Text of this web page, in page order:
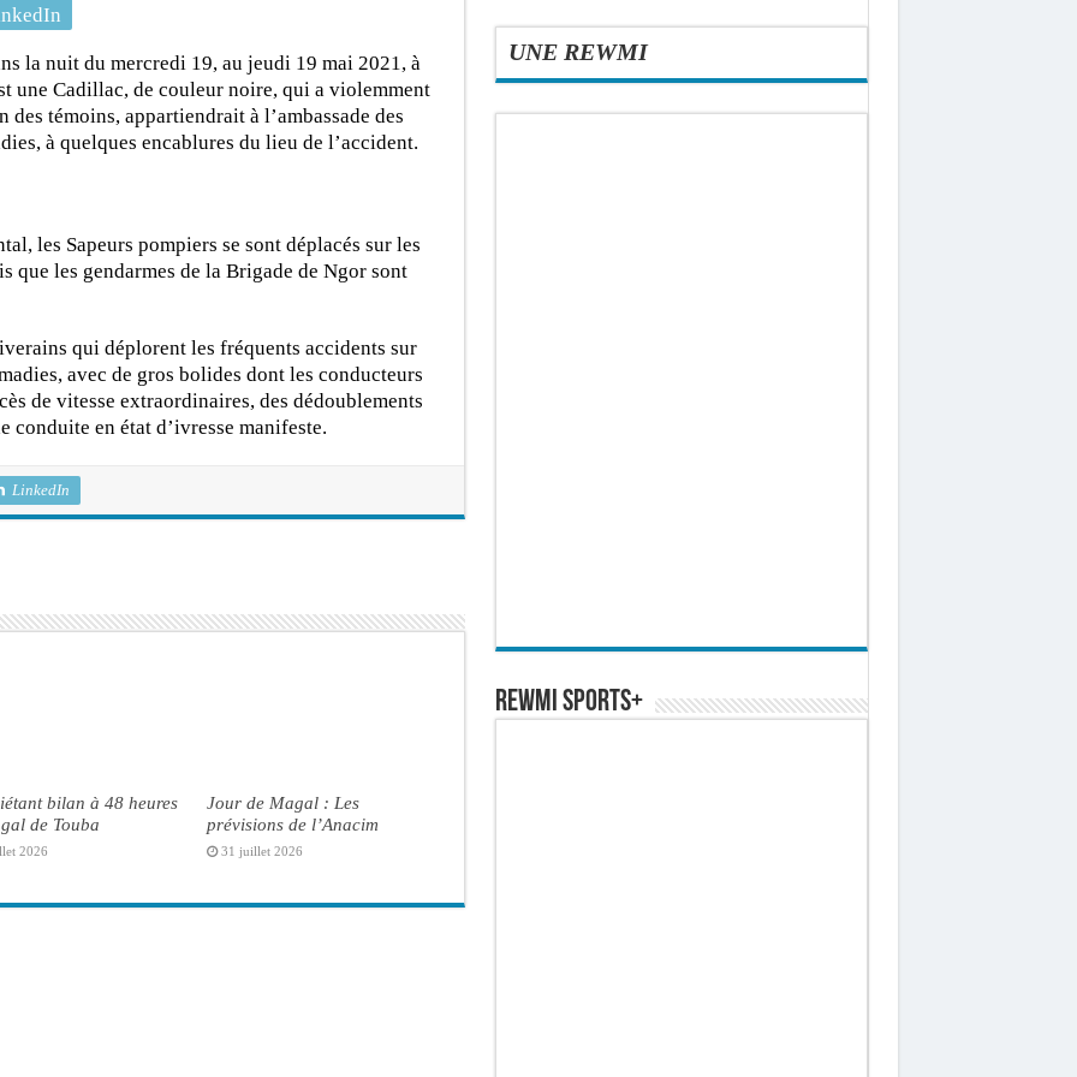
la nuit du mercredi 19, au jeudi 19 mai 2021, à
une Cadillac, de couleur noire, qui a violemment
témoins, appartiendrait à l’ambassade des
à quelques encablures du lieu de l’accident.
les Sapeurs pompiers se sont déplacés sur les
que les gendarmes de la Brigade de Ngor sont
qui déplorent les fréquents accidents sur
avec de gros bolides dont les conducteurs
de vitesse extraordinaires, des dédoublements
conduite en état d’ivresse manifeste.
LinkedIn
bilan à 48 heures
de Touba
2026
Jour de Magal : Les
prévisions de l’Anacim
31 juillet 2026
UNE REWMI
REWMI SPORTS+